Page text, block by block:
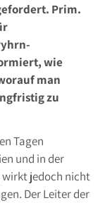
Prim.
wie
man
zu
Tagen
und in der
wirkt jedoch nicht
Der Leiter der